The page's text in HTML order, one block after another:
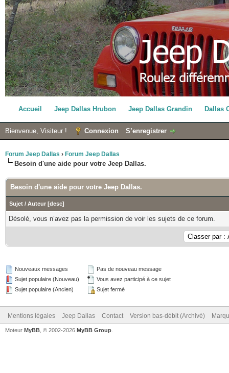
Accueil Jeep Dallas Hrubon Jeep Dallas Grandin Dallas
Bienvenue, Visiteur ! Connexion S’enregistrer
Forum Jeep Dallas › Forum Jeep Dallas
Besoin d'une aide pour votre Jeep Dallas.
Besoin d'une aide pour votre Jeep Dallas.
Sujet / Auteur [desc]
Désolé, vous n’avez pas la permission de voir les sujets de ce forum.
Nouveaux messages
Sujet populaire (Nouveau)
Sujet populaire (Ancien)
Pas de nouveau message
Vous avez participé à ce sujet
Sujet fermé
Mentions légales Jeep Dallas Contact Version bas-débit (Archivé)
Moteur MyBB , © 2002-2026 MyBB Group